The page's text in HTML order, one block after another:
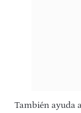
También ayuda